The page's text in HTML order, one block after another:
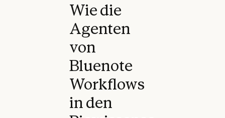
Wie die
Agenten
von
Bluenote
Workflows
in den